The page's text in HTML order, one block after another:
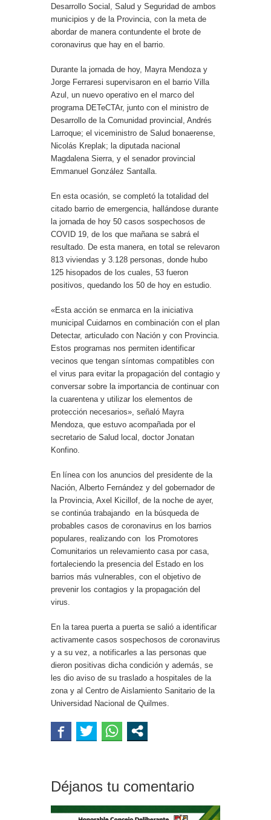
Desarrollo Social, Salud y Seguridad de ambos
municipios y de la Provincia, con la meta de
abordar de manera contundente el brote de
coronavirus que hay en el barrio.
Durante la jornada de hoy, Mayra Mendoza y
Jorge Ferraresi supervisaron en el barrio Villa
Azul, un nuevo operativo en el marco del
programa DETeCTAr, junto con el ministro de
Desarrollo de la Comunidad provincial, Andrés
Larroque; el viceministro de Salud bonaerense,
Nicolás Kreplak; la diputada nacional
Magdalena Sierra, y el senador provincial
Emmanuel González Santalla.
En esta ocasión, se completó la totalidad del
citado barrio de emergencia, hallándose durante
la jornada de hoy 50 casos sospechosos de
COVID 19, de los que mañana se sabrá el
resultado. De esta manera, en total se relevaron
813 viviendas y 3.128 personas, donde hubo
125 hisopados de los cuales, 53 fueron
positivos, quedando los 50 de hoy en estudio.
«Esta acción se enmarca en la iniciativa
municipal Cuidarnos en combinación con el plan
Detectar, articulado con Nación y con Provincia.
Estos programas nos permiten identificar
vecinos que tengan síntomas compatibles con
el virus para evitar la propagación del contagio y
conversar sobre la importancia de continuar con
la cuarentena y utilizar los elementos de
protección necesarios», señaló Mayra
Mendoza, que estuvo acompañada por el
secretario de Salud local, doctor Jonatan
Konfino.
En línea con los anuncios del presidente de la
Nación, Alberto Fernández y del gobernador de
la Provincia, Axel Kicillof, de la noche de ayer,
se continúa trabajando en la búsqueda de
probables casos de coronavirus en los barrios
populares, realizando con los Promotores
Comunitarios un relevamiento casa por casa,
fortaleciendo la presencia del Estado en los
barrios más vulnerables, con el objetivo de
prevenir los contagios y la propagación del
virus.
En la tarea puerta a puerta se salió a identificar
activamente casos sospechosos de coronavirus
y a su vez, a notificarles a las personas que
dieron positivas dicha condición y además, se
les dio aviso de su traslado a hospitales de la
zona y al Centro de Aislamiento Sanitario de la
Universidad Nacional de Quilmes.
Déjanos tu comentario